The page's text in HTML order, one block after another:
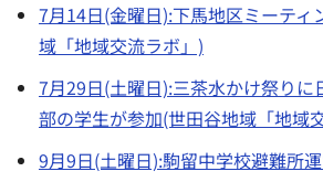
7月14日(金曜日):下馬地区ミーティ
域「地域交流ラボ」)
7月29日(土曜日):三茶水かけ祭りに
部の学生が参加(世田谷地域「地域
9月9日(土曜日):駒留中学校避難所